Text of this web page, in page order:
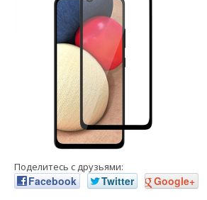
Поделитесь с друзьями:
Facebook Twitter Google+